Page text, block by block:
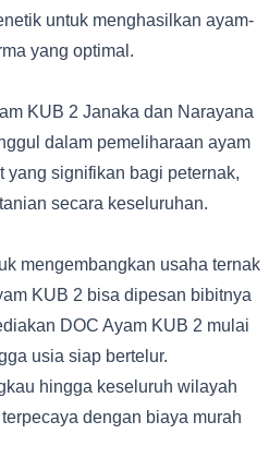
untuk menghasilkan ayam-
yang optimal.
KUB 2 Janaka dan Narayana
dalam pemeliharaan ayam
yang signifikan bagi peternak,
secara keseluruhan.
mengembangkan usaha ternak
KUB 2 bisa dipesan bibitnya
DOC Ayam KUB 2 mulai
usia siap bertelur.
hingga keseluruh wilayah
dengan biaya murah